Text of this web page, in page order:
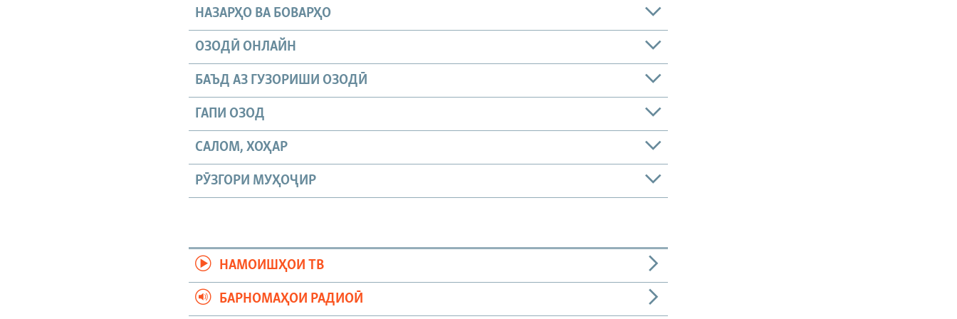
НАЗАРҲО ВА БОВАРҲО
ОЗОДӢ ОНЛАЙН
БАЪД АЗ ГУЗОРИШИ ОЗОДӢ
ГАПИ ОЗОД
САЛОМ, ХОҲАР
РӮЗГОРИ МУҲОҶИР
НАМОИШҲОИ ТВ
БАРНОМАҲОИ РАДИОӢ